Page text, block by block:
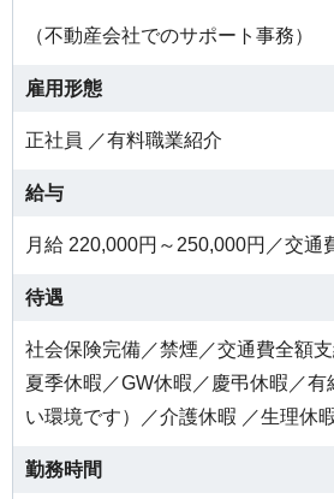
（不動産会社でのサポート事務）
雇用形態
正社員 ／有料職業紹介
給与
月給 220,000円～250,000円／交通
待遇
社会保険完備／禁煙／交通費全額
夏季休暇／GW休暇／慶弔休暇／有
い環境です）／介護休暇 ／生理休
勤務時間